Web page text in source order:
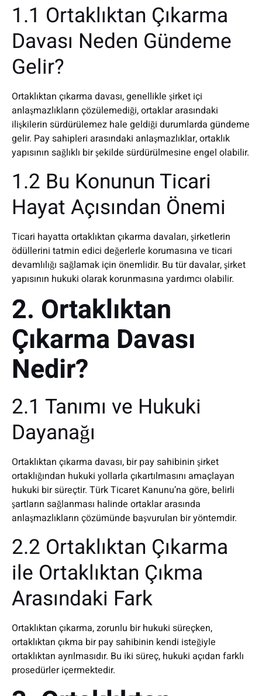
1.1 Ortaklıktan Çıkarma
Davası Neden Gündeme
Gelir?
Ortaklıktan çıkarma davası, genellikle şirket içi
anlaşmazlıkların çözülemediği, ortaklar arasındaki
ilişkilerin sürdürülemez hale geldiği durumlarda gündeme
gelir. Pay sahipleri arasındaki anlaşmazlıklar, ortaklık
yapısının sağlıklı bir şekilde sürdürülmesine engel olabilir.
1.2 Bu Konunun Ticari
Hayat Açısından Önemi
Ticari hayatta ortaklıktan çıkarma davaları, şirketlerin
ödüllerini tatmin edici değerlerle korumasına ve ticari
devamlılığı sağlamak için önemlidir. Bu tür davalar, şirket
yapısının hukuki olarak korunmasına yardımcı olabilir.
2. Ortaklıktan
Çıkarma Davası
Nedir?
2.1 Tanımı ve Hukuki
Dayanağı
Ortaklıktan çıkarma davası, bir pay sahibinin şirket
ortaklığından hukuki yollarla çıkartılmasını amaçlayan
hukuki bir süreçtir. Türk Ticaret Kanunu’na göre, belirli
şartların sağlanması halinde ortaklar arasında
anlaşmazlıkların çözümünde başvurulan bir yöntemdir.
2.2 Ortaklıktan Çıkarma
ile Ortaklıktan Çıkma
Arasındaki Fark
Ortaklıktan çıkarma, zorunlu bir hukuki süreçken,
ortaklıktan çıkma bir pay sahibinin kendi isteğiyle
ortaklıktan ayrılmasıdır. Bu iki süreç, hukuki açıdan farklı
prosedürler içermektedir.